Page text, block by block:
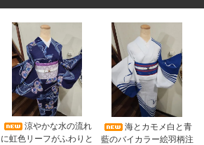
涼やかな水の流れ
に虹色リーフがふわりと
海とカモメ白と青
藍のバイカラー絵羽柄注